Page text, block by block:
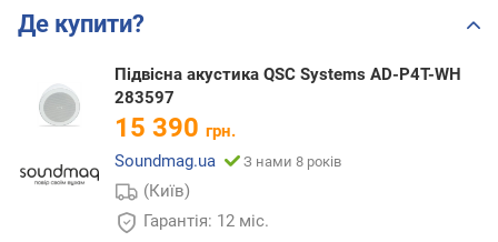
Де купити?
Підвісна акустика QSC Systems AD-P4T-WH
283597
15 390 грн.
Soundmag.ua
З нами 8 років
(Київ)
Гарантія: 12 міс.